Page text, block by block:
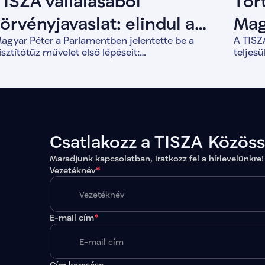
elindul a
művelet
Péter a Parlamentben jelentette be a
művelet első lépéseit:
A
évek
Csatlakozz a TISZA
Maradjunk kapcsolatban, iratkozz fel a hírlevelünkre!
Vezetéknév*
E-mail cím*